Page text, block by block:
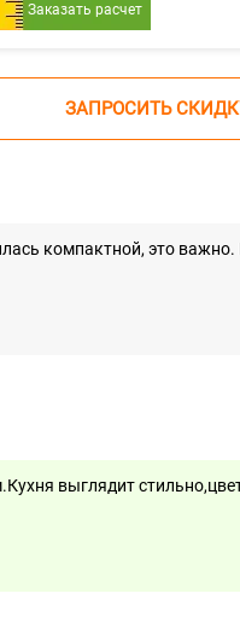
Заказать расчет
ЗАПРОСИТЬ
компактной, это важно.
выглядит